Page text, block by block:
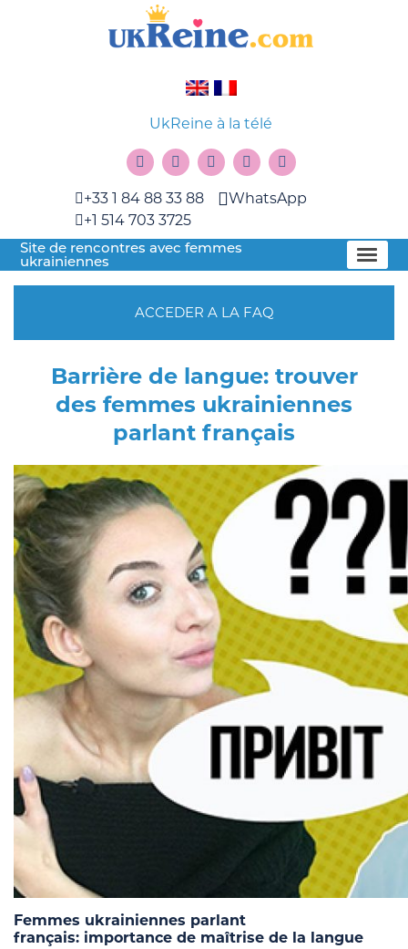
UkReine à la télé
+33 1 84 88 33 88
+1 514 703 3725
WhatsApp
Site de rencontres avec femmes
ukrainiennes
ACCEDER A LA FAQ
Barrière de langue: trouver
des femmes ukrainiennes
parlant français
Femmes ukrainiennes parlant
français: importance de maîtrise de la langue